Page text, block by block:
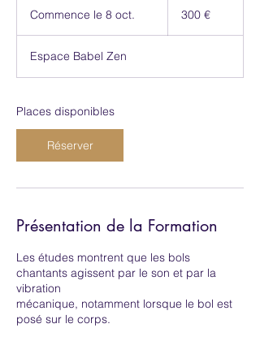
Commence le 8 oct.
e
o
.
300 €
Espace Babel Zen
Places disponibles
Réserver
Présentation de la Formation
Les études montrent que les bols
chantants agissent par le son et par la
vibration
mécanique, notamment lorsque le bol est
posé sur le corps.